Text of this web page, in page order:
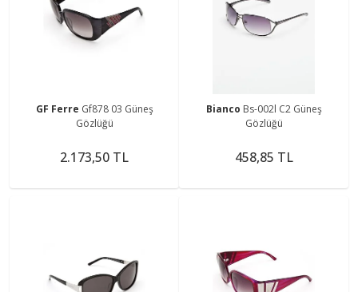
GF Ferre Gf878 03 Güneş
Gözlüğü
2.173,50 TL
Bianco Bs-002l C2 Güneş
Gözlüğü
458,85 TL